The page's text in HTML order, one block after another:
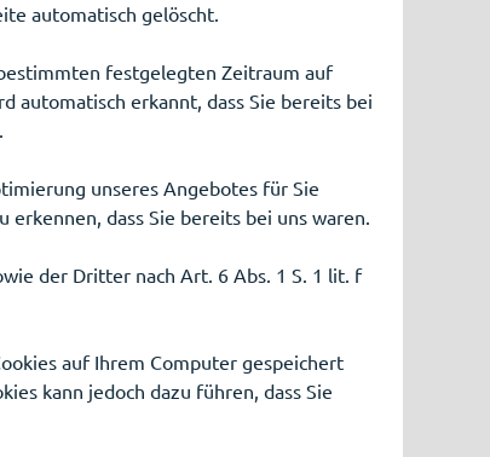
automatisch gelöscht.
festgelegten Zeitraum auf
automatisch erkannt, dass Sie bereits bei
unseres Angebotes für Sie
dass Sie bereits bei uns waren.
der Dritter nach Art. 6 Abs. 1 S. 1 lit. f
auf Ihrem Computer gespeichert
kann jedoch dazu führen, dass Sie